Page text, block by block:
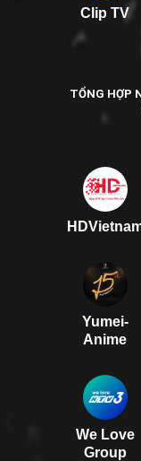
Clip TV
TỔNG HỢP
Yumei-
Anime
We Love
Group